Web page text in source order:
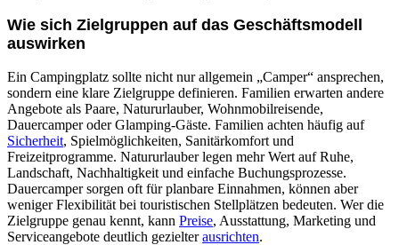
Wie sich Zielgruppen auf das Geschäftsmodell
auswirken
Ein Campingplatz sollte nicht nur allgemein „Camper“ ansprechen,
sondern eine klare Zielgruppe definieren. Familien erwarten andere
Angebote als Paare, Natururlauber, Wohnmobilreisende,
Dauercamper oder Glamping-Gäste. Familien achten häufig auf
Sicherheit, Spielmöglichkeiten, Sanitärkomfort und
Freizeitprogramme. Natururlauber legen mehr Wert auf Ruhe,
Landschaft, Nachhaltigkeit und einfache Buchungsprozesse.
Dauercamper sorgen oft für planbare Einnahmen, können aber
weniger Flexibilität bei touristischen Stellplätzen bedeuten. Wer die
Zielgruppe genau kennt, kann Preise, Ausstattung, Marketing und
Serviceangebote deutlich gezielterausrichten.